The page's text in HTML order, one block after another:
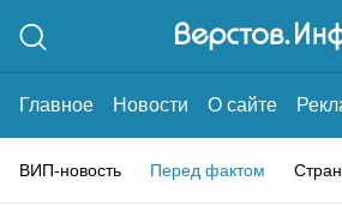
Главное Новости О сайте
ВИП-новость Перед фактом